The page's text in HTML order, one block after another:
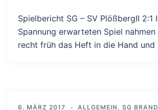
Spielbericht SG – SV PlößbergII 2:1
Spannung erwarteten Spiel
recht früh das Heft in die Hand
6. MÄRZ 2017 ALLGEMEIN , SG